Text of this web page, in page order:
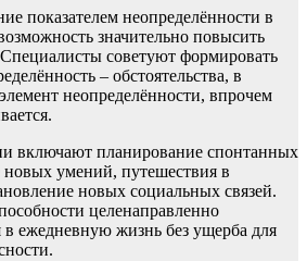
показателем неопределённости в
значительно повысить
советуют формировать
– обстоятельства, в
неопределённости, впрочем
включают планирование спонтанных
новых умений, путешествия в
новых социальных связей.
целенаправленно
ежедневную жизнь без ущерба для